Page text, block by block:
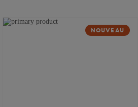
NOUVEAU